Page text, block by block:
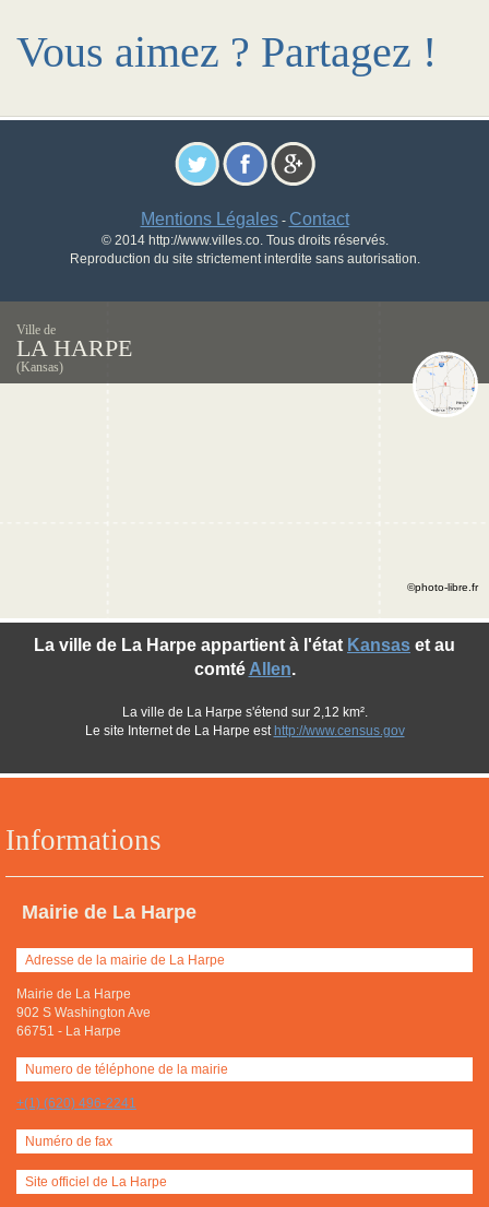
Vous aimez ? Partagez !
Mentions Légales- Contact
© 2014 http://www.villes.co. Tous droits réservés.
Reproduction du site strictement interdite sans autorisation.
Ville de
LA HARPE
(Kansas)
Informations
Mairie de La Harpe
Adresse de la mairie de La Harpe
Mairie de La Harpe
902 S Washington Ave
66751 - La Harpe
Numero de téléphone de la mairie
+(1) (620) 496-2241
Numéro de fax
Site officiel de La Harpe
La ville de La Harpe appartient à l'état Kansas et au
comté Allen.
La ville de La Harpe s'étend sur 2,12 km².
Le site Internet de La Harpe est http://www.census.gov
©photo-libre.fr